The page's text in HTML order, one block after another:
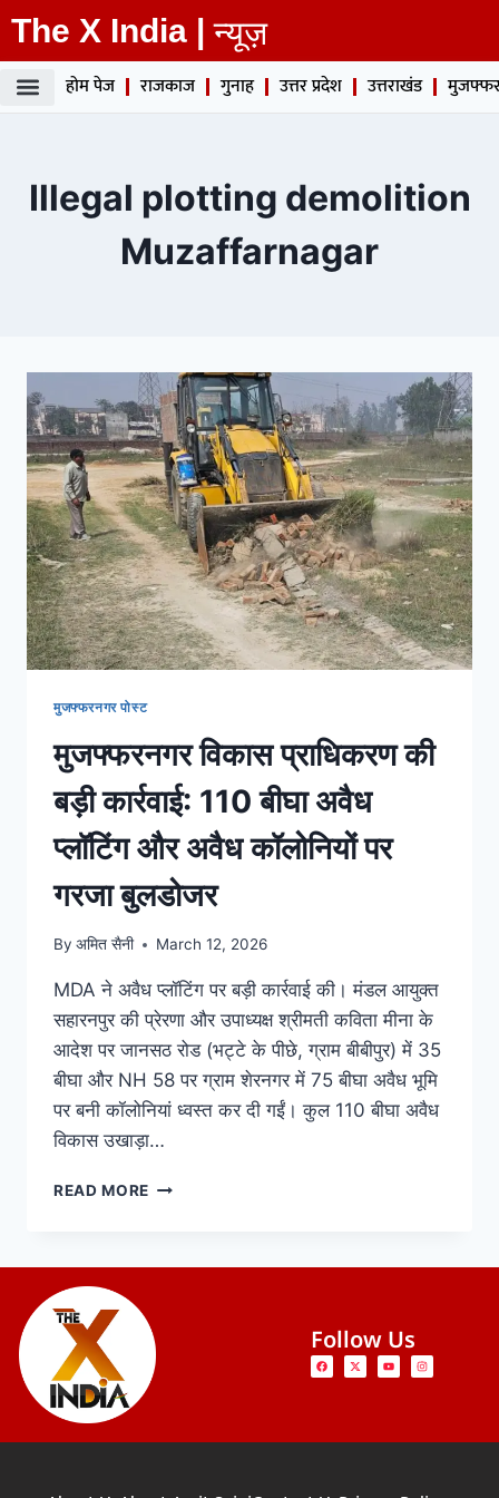
The X India | न्यूज़
होम पेज राजकाज गुनाह उत्तर प्रदेश उत्तराखंड
Illegal plotting demolition
Muzaffarnagar
मुजफ्फरनगर पोस्ट
मुजफ्फरनगर विकास प्राधिकरण की
बड़ी कार्रवाई: 110 बीघा अवैध
प्लॉटिंग और अवैध कॉलोनियों पर
गरजा बुलडोजर
By अमित सैनी March 12, 2026
MDA ने अवैध प्लॉटिंग पर बड़ी कार्रवाई की। मंडल आयुक्त
सहारनपुर की प्रेरणा और उपाध्यक्ष श्रीमती कविता मीना के
आदेश पर जानसठ रोड (भट्टे के पीछे, ग्राम बीबीपुर) में 35
बीघा और NH 58 पर ग्राम शेरनगर में 75 बीघा अवैध भूमि
पर बनी कॉलोनियां ध्वस्त कर दी गईं। कुल 110 बीघा अवैध
विकास उखाड़ा…
READ MORE
Follow Us